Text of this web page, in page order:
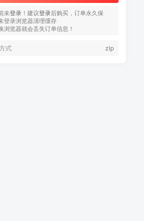
未登录 ！建议登录后购买，订单永久保
登录浏览器清理缓存
浏览器就会丢失订单信息！
式 zip